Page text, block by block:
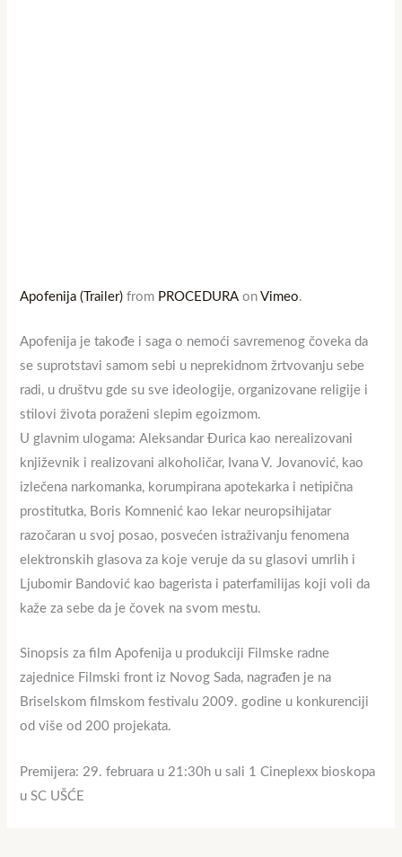
Apofenija (Trailer) from PROCEDURA onVimeo.
Apofenija je takođe i saga o nemoći savremenog čoveka da
se suprotstavi samom sebi u neprekidnom žrtvovanju sebe
radi, u društvu gde su sve ideologije, organizovane religije i
stilovi života poraženi slepim egoizmom.
U glavnim ulogama: Aleksandar Đurica kao nerealizovani
književnik i realizovani alkoholičar, Ivana V. Jovanović, kao
izlečena narkomanka, korumpirana apotekarka i netipična
prostitutka, Boris Komnenić kao lekar neuropsihijatar
razočaran u svoj posao, posvećen istraživanju fenomena
elektronskih glasova za koje veruje da su glasovi umrlih i
Ljubomir Bandović kao bagerista i paterfamilijas koji voli da
kaže za sebe da je čovek na svom mestu.
Sinopsis za film Apofenija u produkciji Filmske radne
zajednice Filmski front iz Novog Sada, nagrađen je na
Briselskom filmskom festivalu 2009. godine u konkurenciji
od više od 200 projekata.
Premijera: 29. februara u 21:30h u sali 1 Cineplexx bioskopa
u SC UŠĆE